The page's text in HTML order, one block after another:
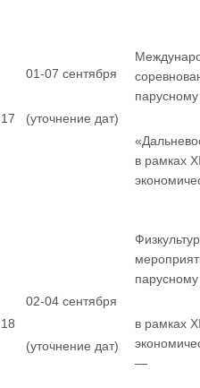
17
01-07 сентября
(уточнение дат)
парусному
в рамках
18
02-04 сентября
(уточнение дат)
парусному
в рамках
—